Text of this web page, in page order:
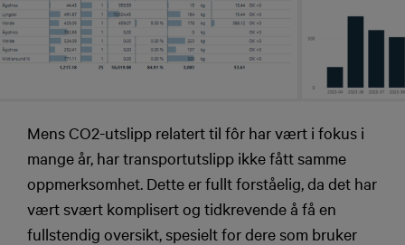
Mens CO2-utslipp relatert til fôr har vært i fokus i
mange år, har transportutslipp ikke fått samme
oppmerksomhet. Dette er fullt forståelig, da det har
vært svært komplisert og tidkrevende å få en
fullstendig oversikt, spesielt for dere som bruker